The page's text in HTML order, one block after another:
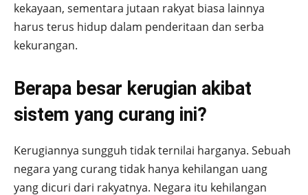
kekayaan, sementara jutaan rakyat biasa lainnya
harus terus hidup dalam penderitaan dan serba
kekurangan.
Berapa besar kerugian akibat
sistem yang curang ini?
Kerugiannya sungguh tidak ternilai harganya. Sebuah
negara yang curang tidak hanya kehilangan uang
yang dicuri dari rakyatnya. Negara itu kehilangan